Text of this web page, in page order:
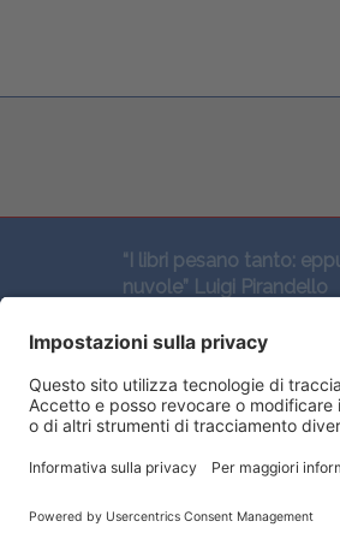
“I libri pesano tanto:
nuvole” Luigi Pirandello
SEGUICI QUI: